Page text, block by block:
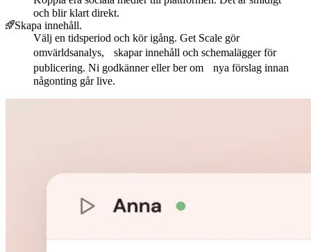
och blir klart direkt.
Skapa innehåll.
Välj en tidsperiod och kör igång. Get Scale gör
omvärldsanalys, skapar innehåll och schemalägger för
publicering. Ni godkänner eller ber om nya förslag innan
någonting går live.